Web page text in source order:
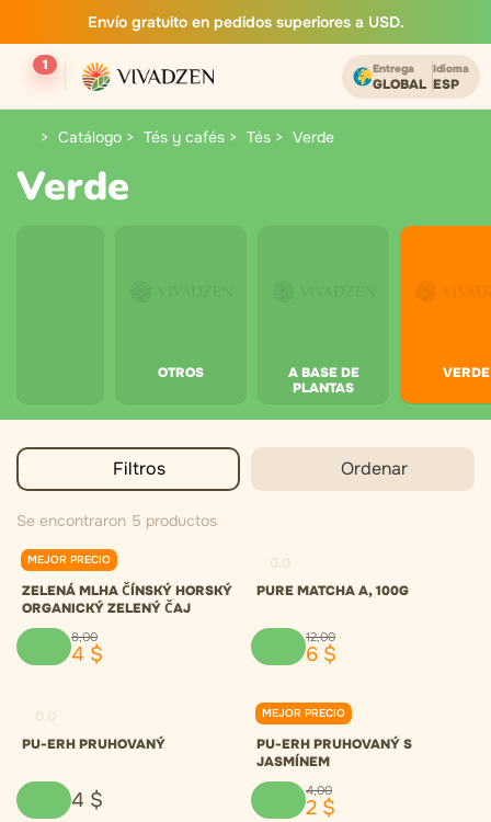
Envío gratuito en pedidos superiores a USD.
1 Entrega
GLOBAL
Idioma
ESP
Catálogo Tés y cafés Tés Verde
Verde
OTROS
A BASE DE
PLANTAS
VERDE
Filtros Ordenar
Se encontraron 5 productos
MEJOR PRECIO
0.0
ZELENÁ MLHA ČÍNSKÝ HORSKÝ
ORGANICKÝ ZELENÝ ČAJ
8,00
4 $
PURE MATCHA A, 100G
12,00
6 $
PU-ERH PRUHOVANÝ
4 $
MEJOR PRECIO
0.0
PU-ERH PRUHOVANÝ S
JASMÍNEM
4,00
2 $